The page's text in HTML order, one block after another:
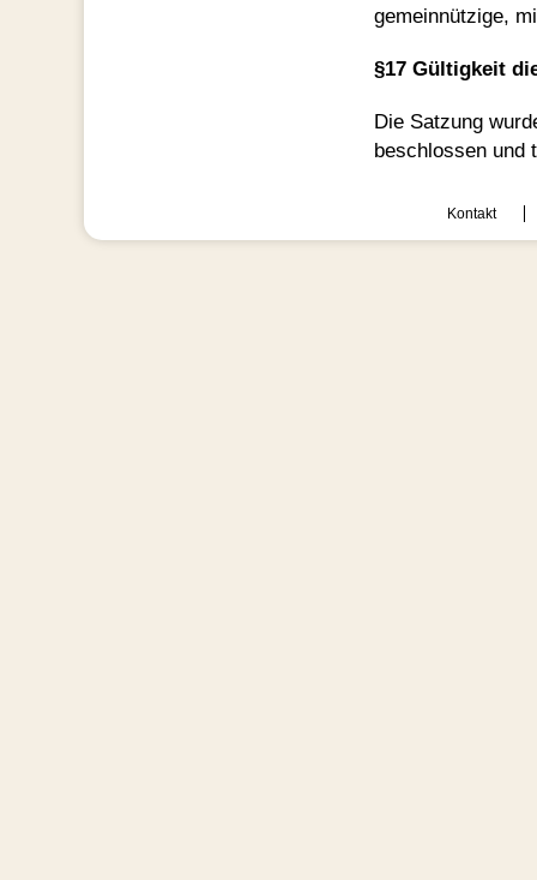
gemeinnützige,
§17 Gültigkeit
Die Satzung
beschlossen und
Kontakt